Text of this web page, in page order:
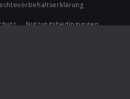
Nutzungsbedingungen